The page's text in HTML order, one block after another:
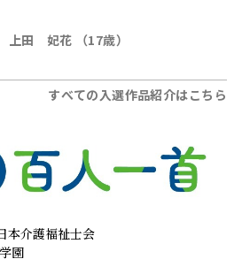
兵庫県 上田 妃花 （17歳）
すべての入選作品紹介はこちら
本介護福祉士会
園